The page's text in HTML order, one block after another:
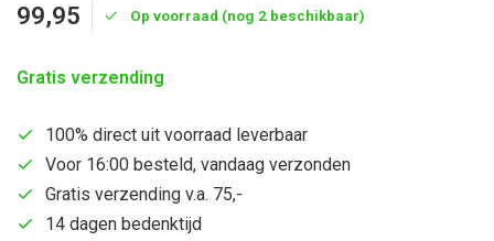
99,95 Op voorraad (nog 2 beschikbaar)
Gratis verzending
100% direct uit voorraad leverbaar
Voor 16:00 besteld, vandaag verzonden
Gratis verzending v.a. 75,-
14 dagen bedenktijd